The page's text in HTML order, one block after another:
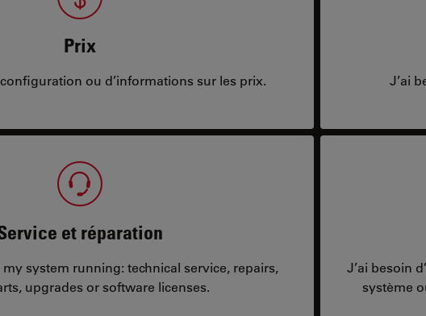
Prix
configuration ou d’informations sur les prix. J’ai
et réparation
system running: technical service, repairs,
upgrades or software licenses.
J’ai besoin
système